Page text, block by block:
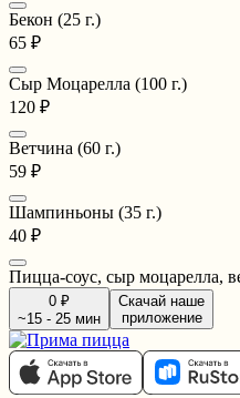
Бекон (25 г.)
65 ₽
Сыр Моцарелла (100 г.)
120 ₽
Ветчина (60 г.)
59 ₽
Шампиньоны (35 г.)
40 ₽
Пицца-соус, сыр моцарелла,
0 ₽
~15 - 25 мин
Скачай наше
приложение